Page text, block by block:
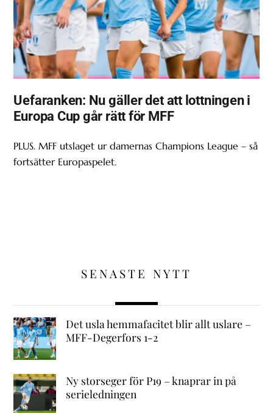
Uefaranken: Nu gäller det att lottningen i
Europa Cup går rätt för MFF
PLUS. MFF utslaget ur damernas Champions League – så
fortsätter Europaspelet.
SENASTE NYTT
Det usla hemmafacitet blir allt uslare –
MFF-Degerfors 1-2
Ny storseger för P19 – knaprar in på
serieledningen